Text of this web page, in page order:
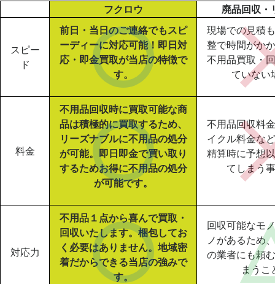
フクロウ 廃品回収・
スピー
ド
前日・当日のご連絡でもスピ
ーディーに対応可能！即日対
応・即金買取が当店の特徴で
す。
現場での見積
整で時間がか
不用品買取・
ていない
料金
不用品回収時に買取可能な商
品は積極的に買取するため、
リーズナブルに不用品の処分
が可能。即日即金で買い取り
するためお得に不用品の処分
が可能です。
不用品回収料
イクル料金な
精算時に予想
てしまう
対応力
不用品１点から喜んで買取・
回収いたします。梱包してお
く必要はありません。地域密
着だからできる当店の強みで
す。
回収可能なモ
ノがあるため
の業者にも頼
まうこ